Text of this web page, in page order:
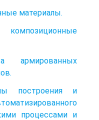
материалы.
композиционные
армированных
построения и
процессами и